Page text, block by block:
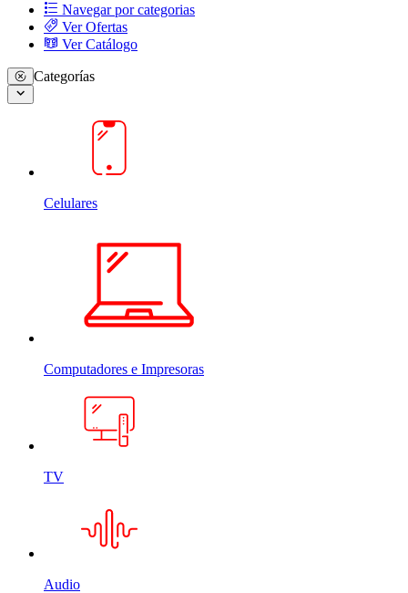
Navegar por categorias
Ver Ofertas
Ver Catálogo
Categorías
Celulares
Computadores e Impresoras
TV
Audio